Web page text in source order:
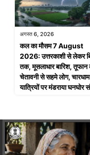
अगस्त 6, 2026
कल का मौसम 7 August
2026: उत्तरकाशी से लेकर
तक, मूसलाधार बारिश, तूफान
चेतावनी से सहमे लोग, चारधाम
यात्रियों पर मंडराया घनघोर